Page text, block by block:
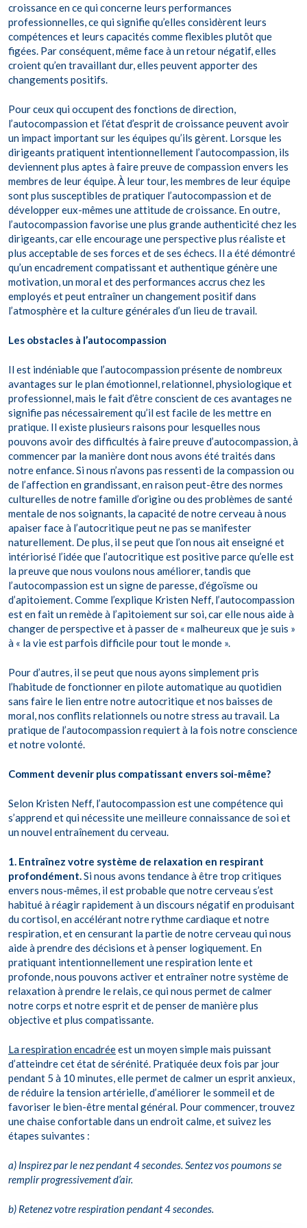
croissance en ce qui concerne leurs performances
professionnelles, ce qui signifie qu’elles considèrent leurs
compétences et leurs capacités comme flexibles plutôt que
figées. Par conséquent, même face à un retour négatif, elles
croient qu’en travaillant dur, elles peuvent apporter des
changements positifs.
Pour ceux qui occupent des fonctions de direction,
l’autocompassion et l’état d’esprit de croissance peuvent avoir
un impact important sur les équipes qu’ils gèrent. Lorsque les
dirigeants pratiquent intentionnellement l’autocompassion, ils
deviennent plus aptes à faire preuve de compassion envers les
membres de leur équipe. À leur tour, les membres de leur équipe
sont plus susceptibles de pratiquer l’autocompassion et de
développer eux-mêmes une attitude de croissance. En outre,
l’autocompassion favorise une plus grande authenticité chez les
dirigeants, car elle encourage une perspective plus réaliste et
plus acceptable de ses forces et de ses échecs. Il a été démontré
qu’un encadrement compatissant et authentique génère une
motivation, un moral et des performances accrus chez les
employés et peut entraîner un changement positif dans
l’atmosphère et la culture générales d’un lieu de travail.
Les obstacles à l’autocompassion
Il est indéniable que l’autocompassion présente de nombreux
avantages sur le plan émotionnel, relationnel, physiologique et
professionnel, mais le fait d’être conscient de ces avantages ne
signifie pas nécessairement qu’il est facile de les mettre en
pratique. Il existe plusieurs raisons pour lesquelles nous
pouvons avoir des difficultés à faire preuve d’autocompassion, à
commencer par la manière dont nous avons été traités dans
notre enfance. Si nous n’avons pas ressenti de la compassion ou
de l’affection en grandissant, en raison peut-être des normes
culturelles de notre famille d’origine ou des problèmes de santé
mentale de nos soignants, la capacité de notre cerveau à nous
apaiser face à l’autocritique peut ne pas se manifester
naturellement. De plus, il se peut que l’on nous ait enseigné et
intériorisé l’idée que l’autocritique est positive parce qu’elle est
la preuve que nous voulons nous améliorer, tandis que
l’autocompassion est un signe de paresse, d’égoïsme ou
d’apitoiement. Comme l’explique Kristen Neff, l’autocompassion
est en fait un remède à l’apitoiement sur soi, car elle nous aide à
changer de perspective et à passer de « malheureux que je suis »
à « la vie est parfois difficile pour tout le monde ».
Pour d’autres, il se peut que nous ayons simplement pris
l’habitude de fonctionner en pilote automatique au quotidien
sans faire le lien entre notre autocritique et nos baisses de
moral, nos conflits relationnels ou notre stress au travail. La
pratique de l’autocompassion requiert à la fois notre conscience
et notre volonté.
Comment devenir plus compatissant envers soi-même?
Selon Kristen Neff, l’autocompassion est une compétence qui
s’apprend et qui nécessite une meilleure connaissance de soi et
un nouvel entraînement du cerveau.
1. Entraînez votre système de relaxation en respirant
profondément.Si nous avons tendance à être trop critiques
envers nous-mêmes, il est probable que notre cerveau s’est
habitué à réagir rapidement à un discours négatif en produisant
du cortisol, en accélérant notre rythme cardiaque et notre
respiration, et en censurant la partie de notre cerveau qui nous
aide à prendre des décisions et à penser logiquement. En
pratiquant intentionnellement une respiration lente et
profonde, nous pouvons activer et entraîner notre système de
relaxation à prendre le relais, ce qui nous permet de calmer
notre corps et notre esprit et de penser de manière plus
objective et plus compatissante.
La respiration encadréeest un moyen simple mais puissant
d’atteindre cet état de sérénité. Pratiquée deux fois par jour
pendant 5 à 10 minutes, elle permet de calmer un esprit anxieux,
de réduire la tension artérielle, d’améliorer le sommeil et de
favoriser le bien-être mental général. Pour commencer, trouvez
une chaise confortable dans un endroit calme, et suivez les
étapes suivantes :
a) Inspirez par le nez pendant 4 secondes. Sentez vos poumons se
remplir progressivement d’air.
b) Retenez votre respiration pendant 4 secondes.